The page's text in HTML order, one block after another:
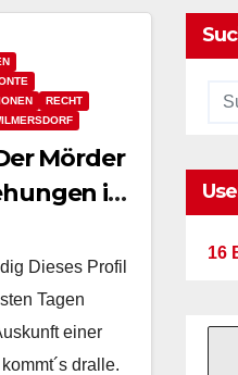
RECHT
Mörder
ist
Dieses Profil
Tagen
einer
dralle.
16